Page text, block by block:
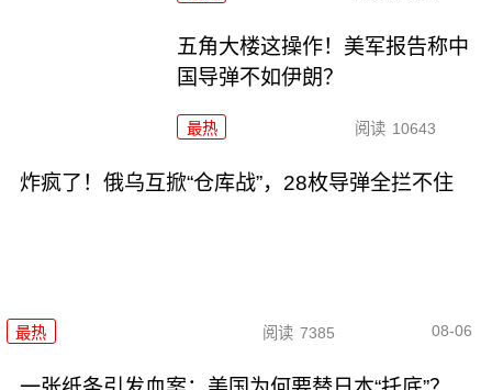
五角大楼这操作！美军报告称中
国导弹不如伊朗？
最热 阅读 10643
炸疯了！俄乌互掀“仓库战”，28枚导弹全拦不住
最热 阅读 7385 08-06